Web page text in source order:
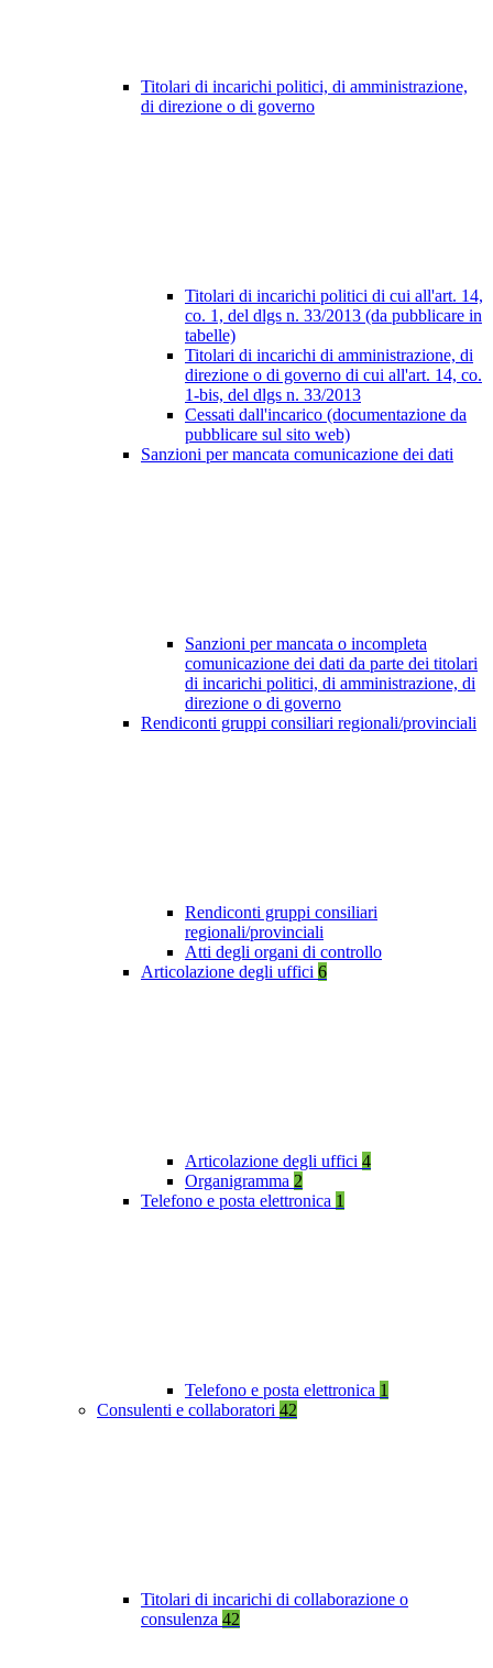
Titolari di incarichi politici, di amministrazione,
di direzione o di governo
Titolari di incarichi politici di cui all'art. 14,
co. 1, del dlgs n. 33/2013 (da pubblicare in
tabelle)
Titolari di incarichi di amministrazione, di
direzione o di governo di cui all'art. 14, co.
1-bis, del dlgs n. 33/2013
Cessati dall'incarico (documentazione da
pubblicare sul sito web)
Sanzioni per mancata comunicazione dei dati
Sanzioni per mancata o incompleta
comunicazione dei dati da parte dei titolari
di incarichi politici, di amministrazione, di
direzione o di governo
Rendiconti gruppi consiliari regionali/provinciali
Rendiconti gruppi consiliari
regionali/provinciali
Atti degli organi di controllo
Articolazione degli uffici 6
Articolazione degli uffici 4
Organigramma 2
Telefono e posta elettronica 1
Telefono e posta elettronica 1
Consulenti e collaboratori 42
Titolari di incarichi di collaborazione o
consulenza 42